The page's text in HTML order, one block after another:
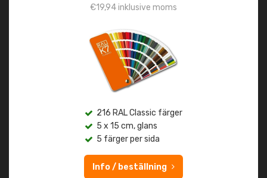
€19,94inklusive moms
216 RAL Classic färger
5 x 15 cm, glans
5 färger per sida
Info / beställning